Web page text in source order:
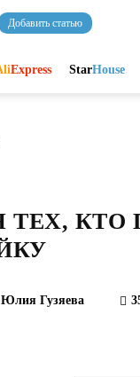
Добавить статью
Express StarHouse
КТО
Юлия Гузяева